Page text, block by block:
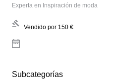
Experta en Inspiración de moda
Vendido por 150 €
Subcategorías